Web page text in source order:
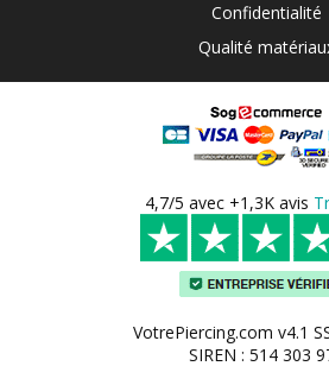
Confidentialité
Qualité
4,7/5 avec +1,3K avis
VotrePiercing.com v4.1
SIREN : 514 303